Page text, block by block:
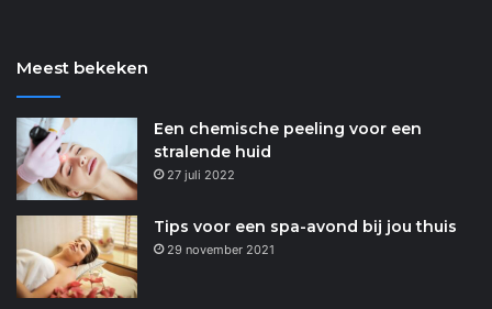
Meest bekeken
Een chemische peeling voor een
stralende huid
27 juli 2022
Tips voor een spa-avond bij jou thuis
29 november 2021